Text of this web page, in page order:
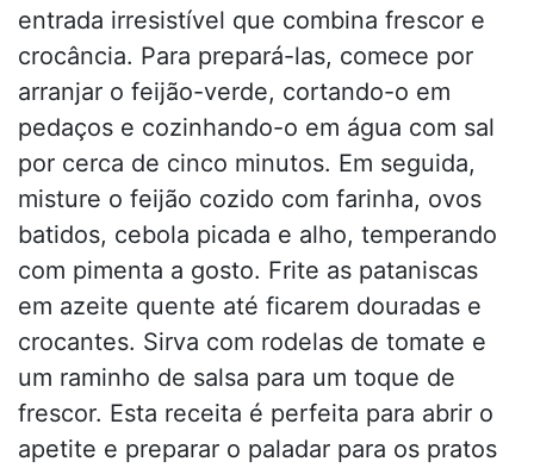
entrada irresistível que combina frescor e
crocância. Para prepará-las, comece por
arranjar o feijão-verde, cortando-o em
pedaços e cozinhando-o em água com sal
por cerca de cinco minutos. Em seguida,
misture o feijão cozido com farinha, ovos
batidos, cebola picada e alho, temperando
com pimenta a gosto. Frite as pataniscas
em azeite quente até ficarem douradas e
crocantes. Sirva com rodelas de tomate e
um raminho de salsa para um toque de
frescor. Esta receita é perfeita para abrir o
apetite e preparar o paladar para os pratos